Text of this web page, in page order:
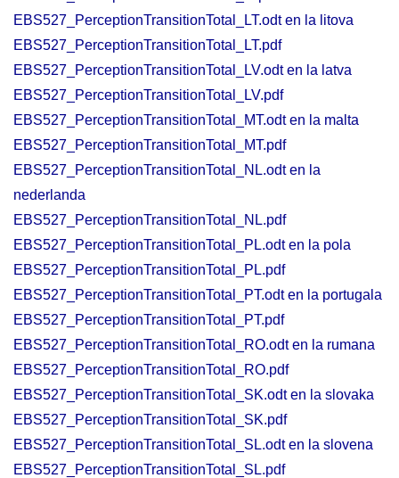
EBS527_PerceptionTransitionTotal_LT.odt en la litova
EBS527_PerceptionTransitionTotal_LT.pdf
EBS527_PerceptionTransitionTotal_LV.odt en la latva
EBS527_PerceptionTransitionTotal_LV.pdf
EBS527_PerceptionTransitionTotal_MT.odt en la malta
EBS527_PerceptionTransitionTotal_MT.pdf
EBS527_PerceptionTransitionTotal_NL.odt en la
nederlanda
EBS527_PerceptionTransitionTotal_NL.pdf
EBS527_PerceptionTransitionTotal_PL.odt en la pola
EBS527_PerceptionTransitionTotal_PL.pdf
EBS527_PerceptionTransitionTotal_PT.odt en la portugala
EBS527_PerceptionTransitionTotal_PT.pdf
EBS527_PerceptionTransitionTotal_RO.odt en la rumana
EBS527_PerceptionTransitionTotal_RO.pdf
EBS527_PerceptionTransitionTotal_SK.odt en la slovaka
EBS527_PerceptionTransitionTotal_SK.pdf
EBS527_PerceptionTransitionTotal_SL.odt en la slovena
EBS527_PerceptionTransitionTotal_SL.pdf